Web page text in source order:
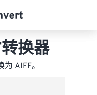
换器
AIFF。